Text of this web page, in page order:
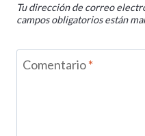
Tu dirección de correo
campos obligatorios están
Comentario*